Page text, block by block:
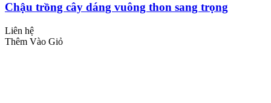
Chậu trồng cây dáng vuông thon sang trọng
Liên hệ
Thêm Vào Giỏ